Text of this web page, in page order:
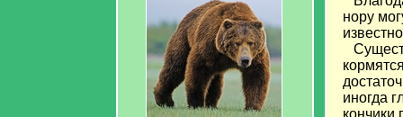
нору
иногда
кончики